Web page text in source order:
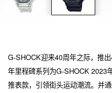
G-SHOCK迎来40周年之际，推
年里程碑系列为G-SHOCK 2023
推表款，引领街头运动潮流。并